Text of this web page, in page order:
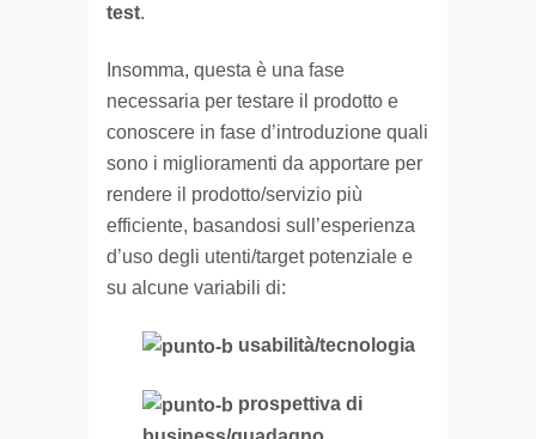
test.
Insomma, questa è una fase
necessaria per testare il prodotto e
conoscere in fase d’introduzione quali
sono i miglioramenti da apportare per
rendere il prodotto/servizio più
efficiente, basandosi sull’esperienza
d’uso degli utenti/target potenziale e
su alcune variabili di:
usabilità/tecnologia
prospettiva di